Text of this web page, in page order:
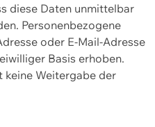
diese Daten unmittelbar
Personenbezogene
oder E-Mail-Adresse
Basis erhoben.
keine Weitergabe der